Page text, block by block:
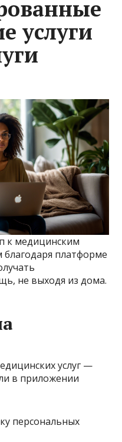
услуги
к медицинским
благодаря платформе
не выходя из дома.
услуг —
в приложении
персональных